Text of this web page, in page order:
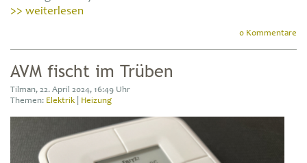
>> weiterlesen
0 Kommentare
AVM fischt im Trüben
Tilman, 22. April 2024, 16:49 Uhr
Themen: Elektrik Heizung